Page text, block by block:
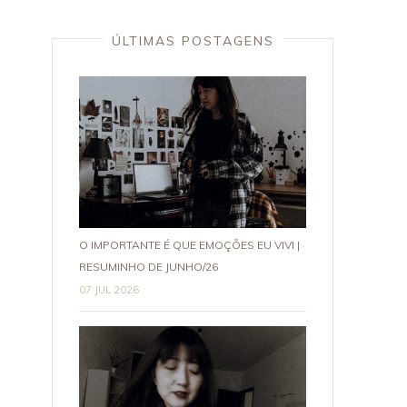
ÚLTIMAS POSTAGENS
O IMPORTANTE É QUE EMOÇÕES EU VIVI |
RESUMINHO DE JUNHO/26
07 JUL 2026